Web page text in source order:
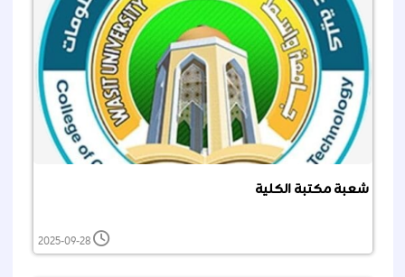
شعبة مكتبة الكلية
2025-09-28